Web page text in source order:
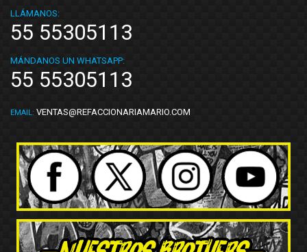
LLÁMANOS:
55 55305113
MÁNDANOS UN WHATSAPP:
55 55305113
EMAIL: VENTAS@REFACCIONARIAMARIO.COM